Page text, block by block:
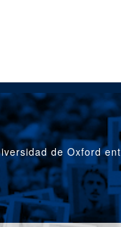
de Oxford